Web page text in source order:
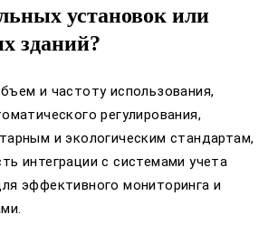
установок или
зданий?
и частоту использования,
регулирования,
и экологическим стандартам,
интеграции с системами учета
эффективного мониторинга и